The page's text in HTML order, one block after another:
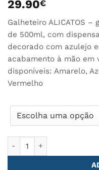
29.90€
Galheteiro ALICATOS
de 500ml, com
decorado com azulejo
acabamento à mão em
disponíveis: Amarelo,
Vermelho